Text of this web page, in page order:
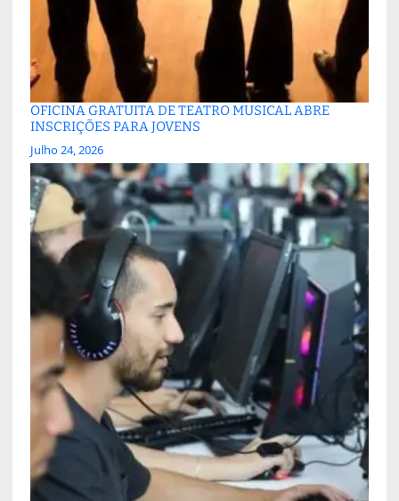
OFICINA GRATUITA DE TEATRO MUSICAL ABRE
INSCRIÇÕES PARA JOVENS
Julho 24, 2026